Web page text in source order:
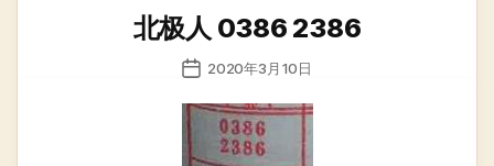
北极人 0386 2386
发
日
2020年3月10日